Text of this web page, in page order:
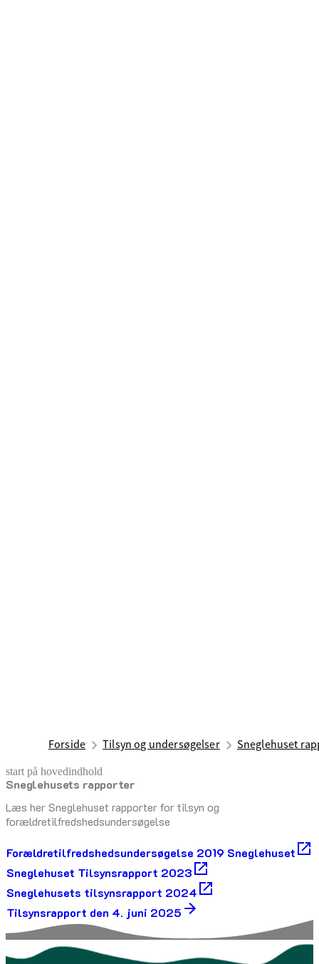
Forside Tilsyn og undersøgelser Sneglehuset
start på hovedindhold
Sneglehusets rapporter
Læs her Sneglehuset rapporter for tilsyn og
forældretilfredshedsundersøgelse
senest opdateret 5. januar 2026
Forældretilfredshedsundersøgelse 2019 Sneglehuset
Sneglehuset Tilsynsrapport 2023
Sneglehusets tilsynsrapport 2024
Tilsynsrapport den 4. juni 2025